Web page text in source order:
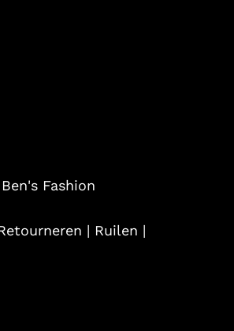
Fashion
| Ruilen |